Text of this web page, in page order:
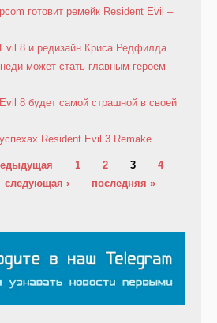
готовит ремейк Resident Evil –
8 и редизайн Криса Редфилда
может стать главным героем
8 будет самой страшной в своей
Resident Evil 3 Remake
1 2 3
4
следующая › последняя »